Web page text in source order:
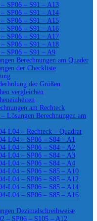
SP06 – S91 – A13
SP06 – S91 – A14
SP06 – S91 – A15
SP06 – S91 – A16
SP06 – S91 – A17
SP06 – S91 – A18
SP06 – S91 – A9
Berechnungen am Quader
der Checkliste
der Größen
vergleichen
am Rechteck
Lösungen Berechnungen am
L04 – Rechteck – Quadrat
L04 – SP06 – S84 – A1
L04 – SP06 – S84 – A2
L04 – SP06 – S84 – A3
L04 – SP06 – S84 – A4
L04 – SP06 – S85 – A10
L04 – SP06 – S85 – A12
L04 – SP06 – S85 – A14
L04 – SP06 – S85 – A16
Dezimalschreibweise
– SP06 – S105 – A12